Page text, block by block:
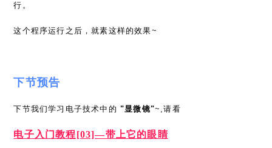
行。
这个程序运行之后，就素这样的效果~